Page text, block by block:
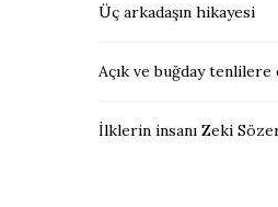
Üç arkadaşın hikayesi
Açık ve buğday tenlilere
İlklerin insanı Zeki